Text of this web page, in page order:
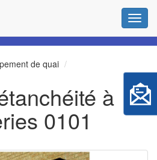
de quai
à
0101